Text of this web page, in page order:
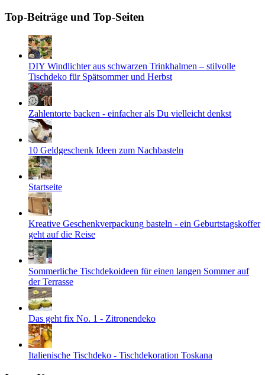
Top-Beiträge und Top-Seiten
DIY Windlichter aus schwarzen Trinkhalmen – stilvolle
Tischdeko für Spätsommer und Herbst
Zahlentorte backen - einfacher als Du vielleicht denkst
10 Geldgeschenk Ideen zum Nachbasteln
Startseite
Kreative Geschenkverpackung basteln - ein Geburtstagskoffer
geht auf die Reise
Sommerliche Tischdekoideen für einen langen Sommer auf
der Terrasse
Das geht fix No. 1 - Zitronendeko
Italienische Tischdeko - Tischdekoration Toskana